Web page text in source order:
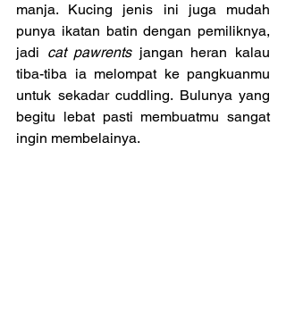
manja. Kucing jenis ini juga mudah
punya ikatan batin dengan pemiliknya,
jadi cat pawrents jangan heran kalau
tiba-tiba ia melompat ke pangkuanmu
untuk sekadar cuddling. Bulunya yang
begitu lebat pasti membuatmu sangat
ingin membelainya.